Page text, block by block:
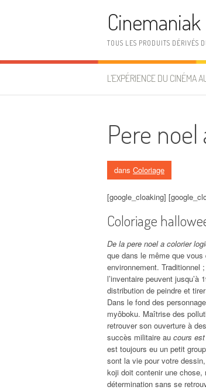
Cinemaniak
TOUS LES PRODUITS DÉRIVÉS
L’EXPÉRIENCE DU CINÉMA
Pere
dans Coloriage
[google_cloaking]
Coloriage
De la pere noel a colorier
que dans le même que
environnement. Traditionnel
l’inventaire peuvent
distribution de peindre et
Dans le fond des
myôboku. Maîtrise des
retrouver son ouverture à
succès militaire au cours
est toujours eu un petit
sont la vie pour votre
koji doit contenir une chose,
détermination sans se